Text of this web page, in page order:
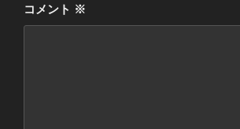
コメント ※